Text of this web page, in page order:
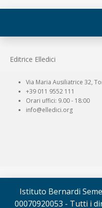
Editrice Elledici
Via Maria Ausiliatrice 32,
+39 011 9552 111
Orari uffici: 9.00 - 18:00
info@elledici.org
Istituto Bernardi
00070920053 - Tutti i